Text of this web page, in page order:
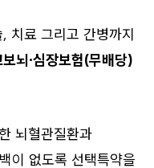
치료 그리고 간병까지
보뇌·심장보험(무배당)
뇌혈관질환과
이 없도록 선택특약을